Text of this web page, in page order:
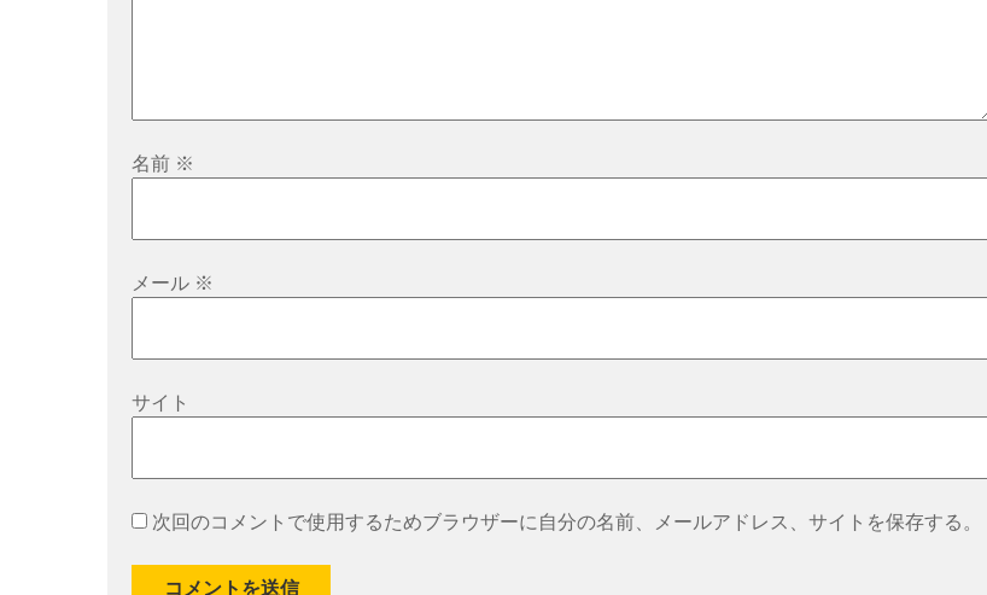
名前 ※
メール ※
サイト
次回のコメントで使用するためブラウザーに自分の名前、メールアドレス、サイトを保存する。